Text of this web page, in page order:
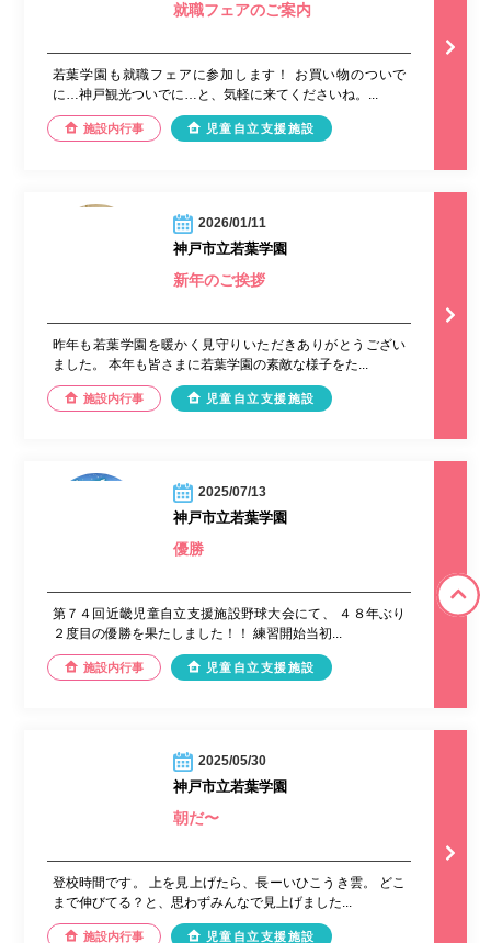
就職フェアのご案内
若葉学園も就職フェアに参加します！ お買い物のついで
に…神戸観光ついでに…と、気軽に来てくださいね。...
施設内行事 児童自立支援施設
2026/01/11
神戸市立若葉学園
新年のご挨拶
昨年も若葉学園を暖かく見守りいただきありがとうござい
ました。 本年も皆さまに若葉学園の素敵な様子をた...
施設内行事 児童自立支援施設
2025/07/13
神戸市立若葉学園
優勝
第７４回近畿児童自立支援施設野球大会にて、 ４８年ぶり
２度目の優勝を果たしました！！ 練習開始当初...
施設内行事 児童自立支援施設
2025/05/30
神戸市立若葉学園
朝だ〜
登校時間です。 上を見上げたら、長ーいひこうき雲。 どこ
まで伸びてる？と、思わずみんなで見上げました...
施設内行事 児童自立支援施設